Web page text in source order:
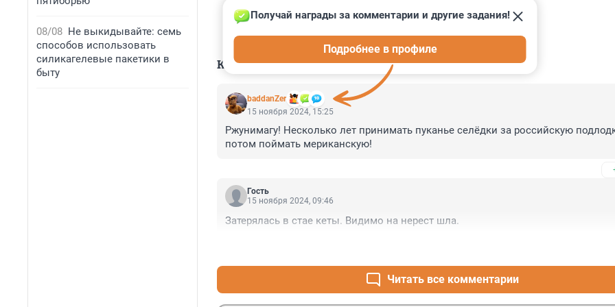
08/08 Не выкидывайте: семь
способов использовать
силикагелевые пакетики в
быту
КОММЕНТАРИИ 30
baddanZer
Получай награды за комментарии и другие задания!
Подробнее в профиле
15 ноября 2024, 15:25
Ржунимагу! Несколько лет принимать пуканье селёдки за российскую
потом поймать мериканскую!
Гость
15 ноября 2024, 09:46
Затерялась в стае кеты. Видимо на нерест шла.
Читать все комментарии